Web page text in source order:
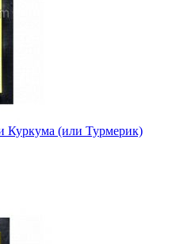
Куркума (или Турмерик)